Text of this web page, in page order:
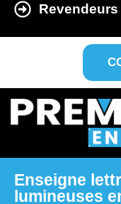
Revendeurs
Enseigne
lumineuses